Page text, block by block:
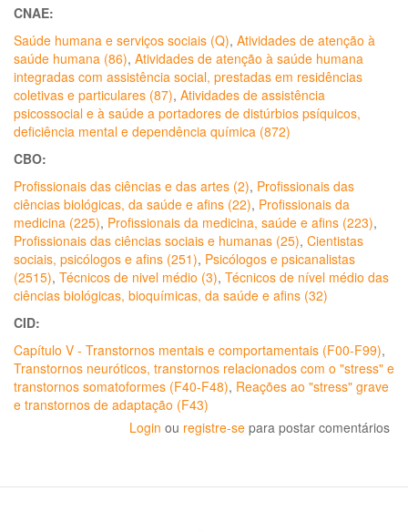
CNAE:
Saúde humana e serviços sociais (Q), Atividades de atenção à
saúde humana (86), Atividades de atenção à saúde humana
integradas com assistência social, prestadas em residências
coletivas e particulares (87), Atividades de assistência
psicossocial e à saúde a portadores de distúrbios psíquicos,
deficiência mental e dependência química (872)
CBO:
Profissionais das ciências e das artes (2), Profissionais das
ciências biológicas, da saúde e afins (22), Profissionais da
medicina (225), Profissionais da medicina, saúde e afins (223),
Profissionais das ciências sociais e humanas (25), Cientistas
sociais, psicólogos e afins (251), Psicólogos e psicanalistas
(2515), Técnicos de nivel médio (3), Técnicos de nível médio das
ciências biológicas, bioquímicas, da saúde e afins (32)
CID:
Capítulo V - Transtornos mentais e comportamentais (F00-F99),
Transtornos neuróticos, transtornos relacionados com o "stress" e
transtornos somatoformes (F40-F48), Reações ao "stress" grave
e transtornos de adaptação (F43)
Login ou registre-se para postar comentários